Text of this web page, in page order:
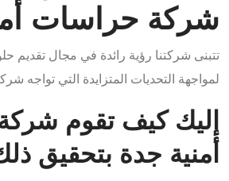
شركة حراسات
تتبنى شركتنا رؤية رائدة في مجال تقديم
لمواجهة التحديات المتزايدة التي تواجه
إليك كيف تقوم
أمنية جدة بتحقيق